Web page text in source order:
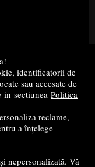
identificatorii de
sau accesate de
in sectiunea Politica
reclame,
a înțelege
nepersonalizată. Vă